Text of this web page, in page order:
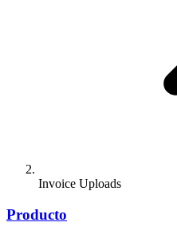
Invoice Uploads
Producto